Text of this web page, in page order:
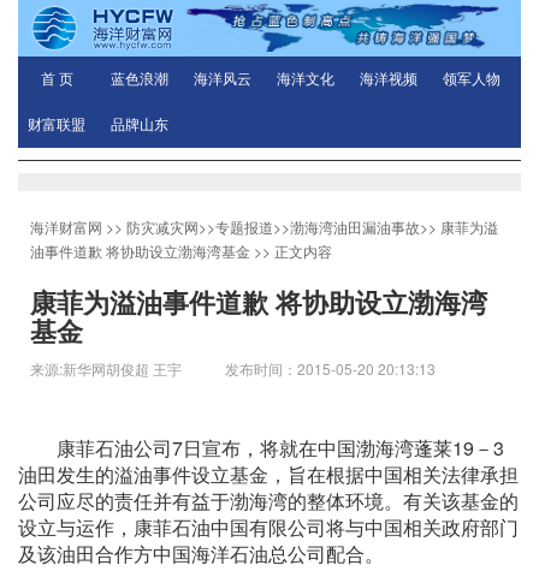
首 页 蓝色浪潮 海洋风云 海洋文化 海洋视频 领军人物
财富联盟 品牌山东
海洋财富网 >> 防灾减灾网>>专题报道>>渤海湾油田漏油事故>> 康菲为溢
油事件道歉 将协助设立渤海湾基金 >> 正文内容
康菲为溢油事件道歉 将协助设立渤海湾
基金
来源:新华网胡俊超 王宇 发布时间：2015-05-20 20:13:13
康菲石油公司7日宣布，将就在中国渤海湾蓬莱19－3
油田发生的溢油事件设立基金，旨在根据中国相关法律承担
公司应尽的责任并有益于渤海湾的整体环境。有关该基金的
设立与运作，康菲石油中国有限公司将与中国相关政府部门
及该油田合作方中国海洋石油总公司配合。